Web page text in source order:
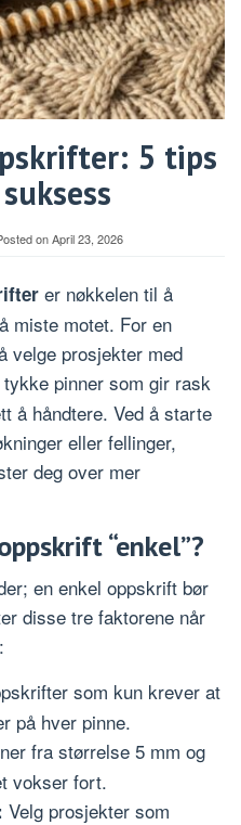
5 tips
onApril 23, 2026
er nøkkelen til å
miste motet. For en
velge prosjekter med
tykke pinner som gir rask
å håndtere. Ved å starte
eller fellinger,
deg over mer
“enkel”?
en enkel oppskrift bør
disse tre faktorene når
som kun krever at
på hver pinne.
fra størrelse 5 mm og
vokser fort.
Velg prosjekter som